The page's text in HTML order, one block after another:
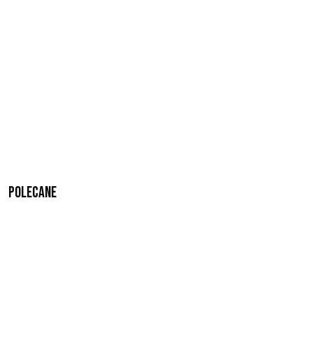
Polecane